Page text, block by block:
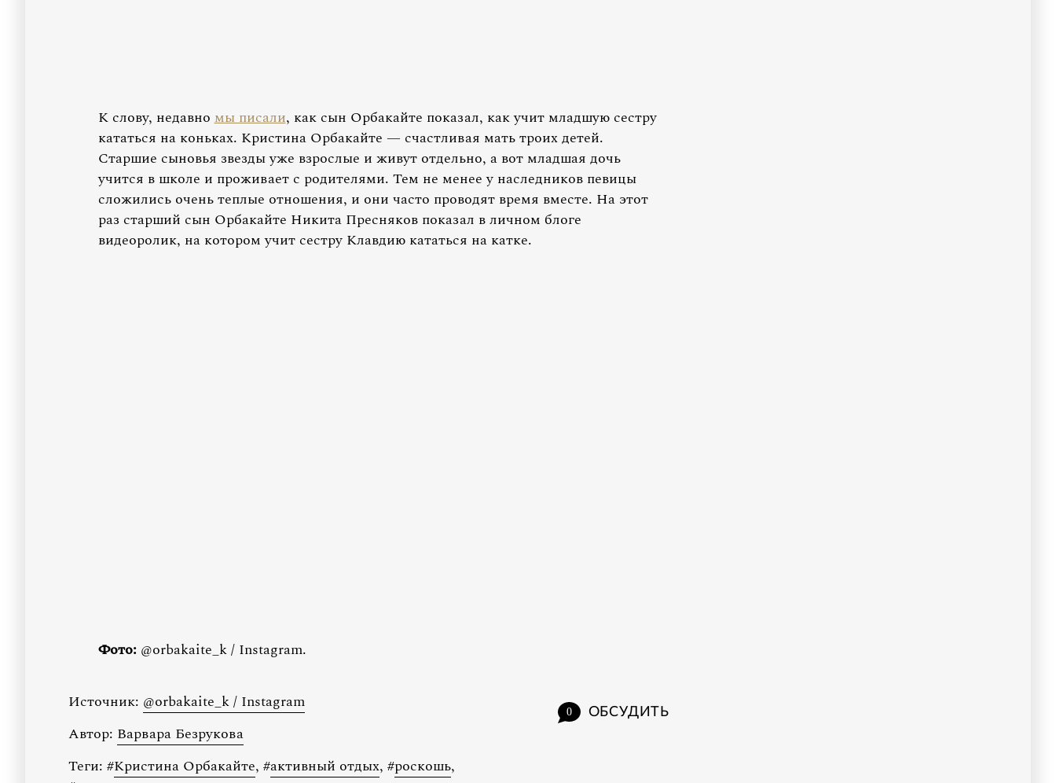
К слову, недавномы писали, как сын Орбакайте показал, как учит младшую сестру
кататься на коньках. Кристина Орбакайте — счастливая мать троих детей.
Старшие сыновья звезды уже взрослые и живут отдельно, а вот младшая дочь
учится в школе и проживает с родителями. Тем не менее у наследников певицы
сложились очень теплые отношения, и они часто проводят время вместе. На этот
раз старший сын Орбакайте Никита Пресняков показал в личном блоге
видеоролик, на котором учит сестру Клавдию кататься на катке.
Фото:@orbakaite_k / Instagram.
0 ОБСУДИТЬ
Источник: @orbakaite_k / Instagram
Автор: Варвара Безрукова
Теги: #Кристина Орбакайте, #активный отдых, #роскошь,